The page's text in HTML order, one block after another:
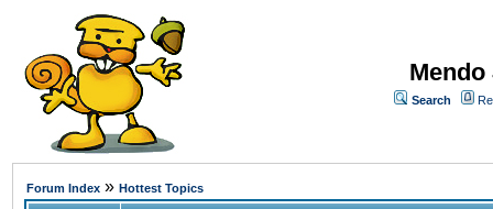
Search
Forum Index » Hottest Topics